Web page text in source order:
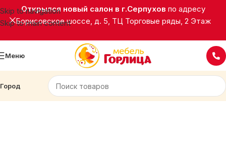
Skip to navigation
Skip to main content
Открылся новый салон в г.Серпухов по адресу
Борисовское шоссе, д. 5, ТЦ Торговые ряды, 2 Этаж
Меню
Город
Мягкая мебель Диваны детские